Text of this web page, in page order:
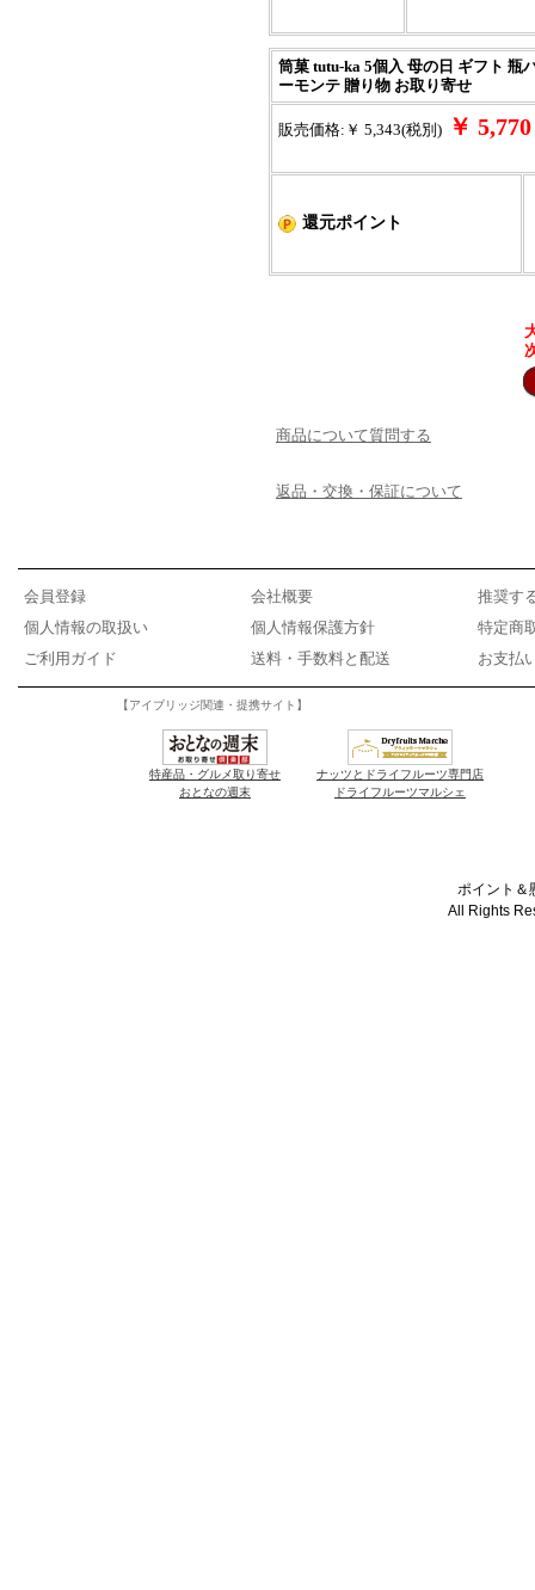
筒菓 tutu-ka 5個入 母の日 ギフト 瓶
ーモンテ 贈り物 お取り寄せ
販売価格:￥ 5,343(税別) ￥
還元ポイント
商品について質問する
返品・交換・保証について
会員登録 会社概要
推奨す
個人情報の取扱い
個人情報保護方針
特定商
ご利用ガイド
送料・手数料と配送 お支払
【アイブリッジ関連・提携サイト】
特産品・グルメ取り寄せ
おとなの週末
ナッツとドライフルーツ専門店
ドライフルーツマルシェ
ポイント＆
All Rights